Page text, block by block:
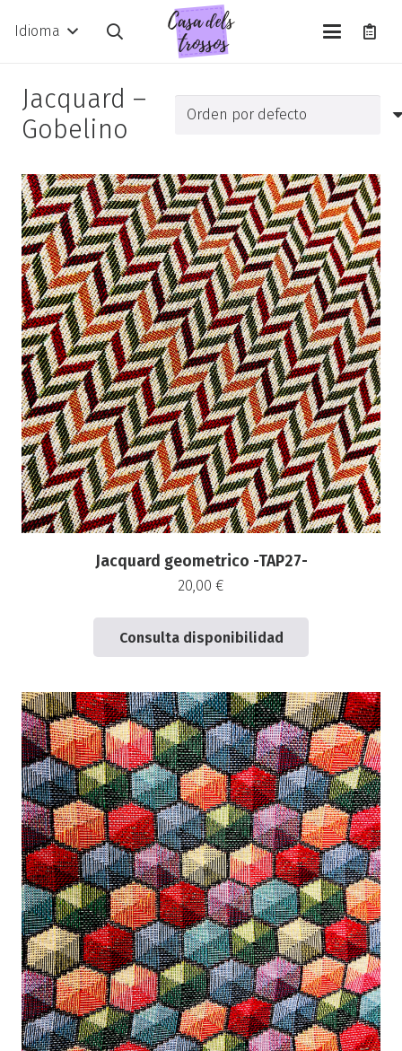
Idioma
Jacquard –
Gobelino
Jacquard geometrico -TAP27-
20,00 €
Consulta disponibilidad